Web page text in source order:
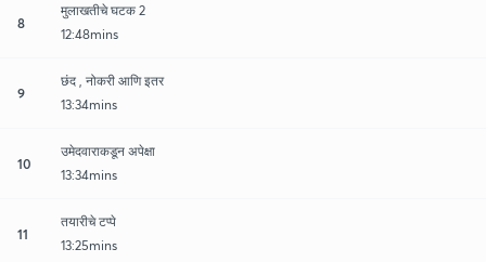
8
मुलाखतीचे घटक 2
12:48mins
9
छंद , नोकरी आणि इतर
13:34mins
10
उमेदवाराकडून अपेक्षा
13:34mins
11
तयारीचे टप्पे
13:25mins